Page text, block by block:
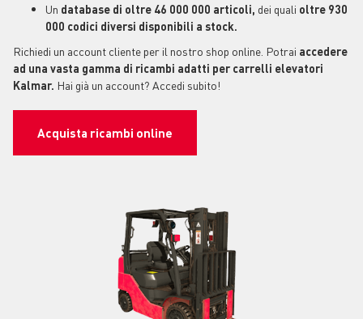
Un database di oltre 46 000 000 articoli, dei quali oltre 930
000 codici diversi disponibili a stock.
Richiedi un account cliente per il nostro shop online. Potrai accedere
ad una vasta gamma di ricambi adatti per carrelli elevatori
Kalmar. Hai già un account? Accedi subito!
Acquista ricambi online